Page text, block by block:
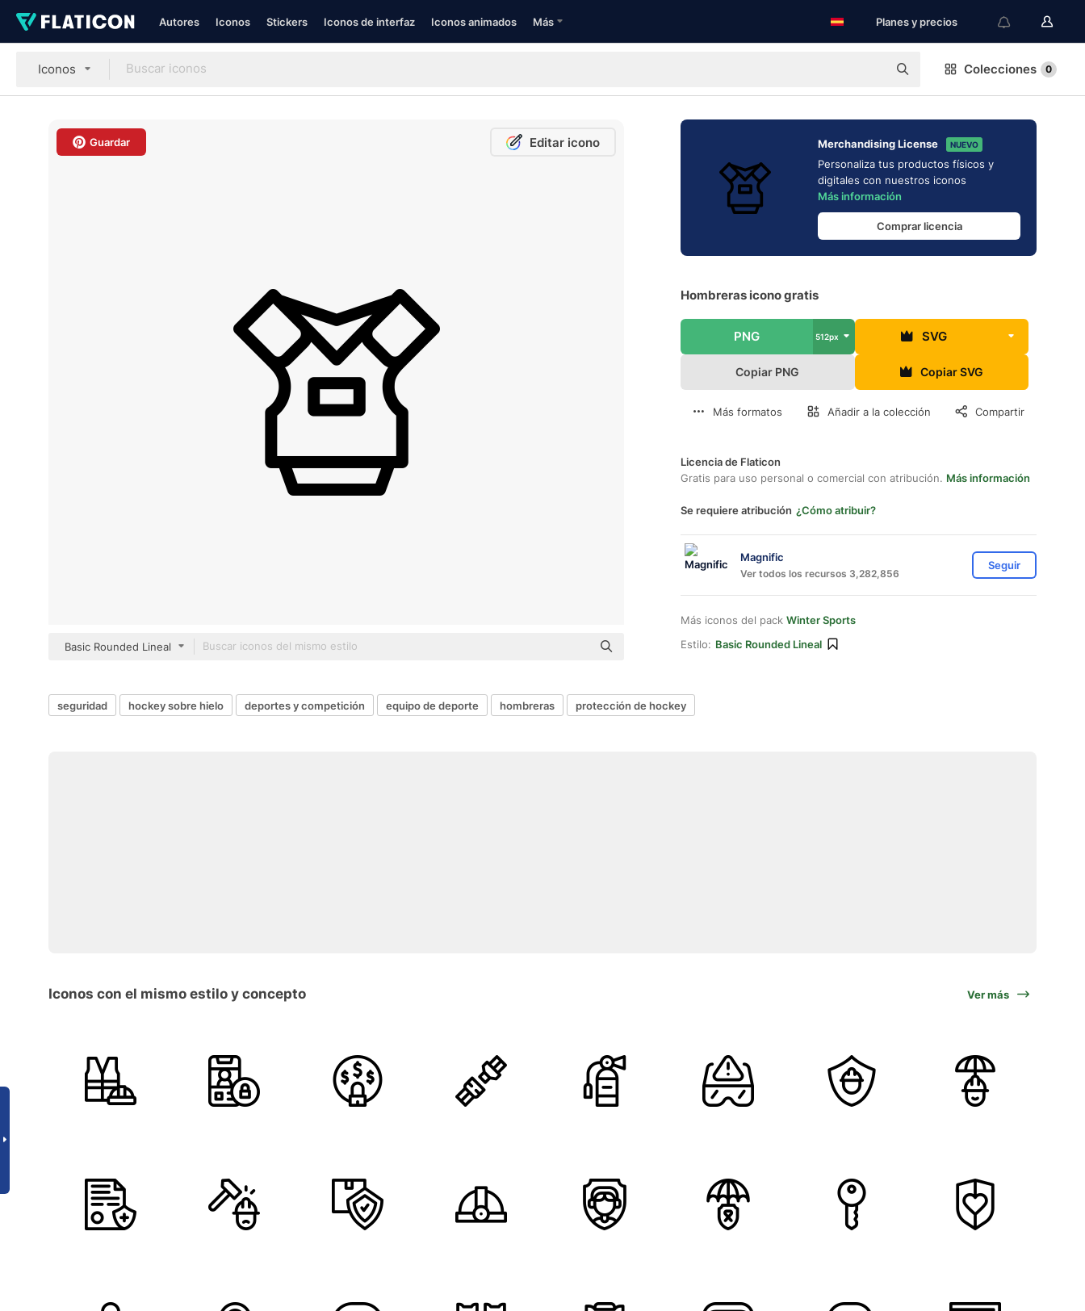
Autores Iconos Stickers Iconos de interfaz Iconos animados Más Planes y precios
Iconos Colecciones 0
Guardar Editar icono
Basic Rounded Lineal
Merchandising License NUEVO
Personaliza tus productos físicos y
digitales con nuestros iconos
Más información
Comprar licencia
Hombreras icono gratis
PNG 512px SVG
Copiar PNG Copiar SVG
Más formatos Añadir a la colección Compartir
Licencia de Flaticon
Gratis para uso personal o comercial con atribución. Más información
Se requiere atribución ¿Cómo atribuir?
Magnific
Ver todos los recursos 3,282,856
Seguir
Más iconos del pack Winter Sports
Estilo: Basic Rounded Lineal
seguridad hockey sobre hielo deportes y competición equipo de deporte hombreras protección de hockey
Iconos con el mismo estilo y concepto Ver más